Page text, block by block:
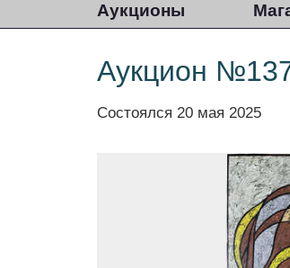
Аукционы
Аукцион
Состоялся 20 мая 2025